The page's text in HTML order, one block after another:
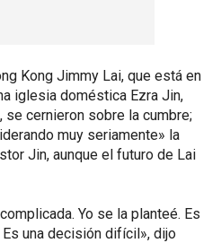
Kong Jimmy Lai, que está en
iglesia doméstica Ezra Jin,
cernieron sobre la cumbre;
muy seriamente» la
Jin, aunque el futuro de Lai
Yo se la planteé. Es
una decisión difícil», dijo